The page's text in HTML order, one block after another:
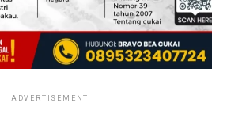
hitam, lalu muncul api besar.
kencang, api cepat menyebar ke
ADVERTISEMENT